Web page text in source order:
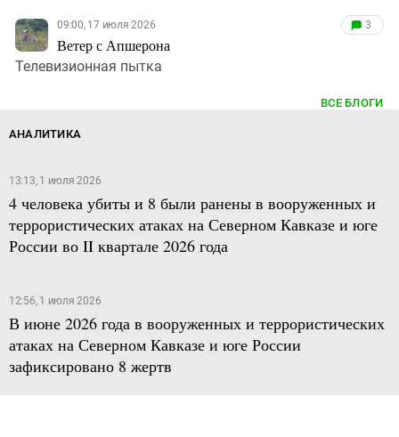
09:00, 17 июля 2026
Ветер с Апшерона
3
Телевизионная пытка
ВСЕ БЛОГИ
АНАЛИТИКА
13:13, 1 июля 2026
4 человека убиты и 8 были ранены в вооруженных и
террористических атаках на Северном Кавказе и юге
России во II квартале 2026 года
12:56, 1 июля 2026
В июне 2026 года в вооруженных и террористических
атаках на Северном Кавказе и юге России
зафиксировано 8 жертв